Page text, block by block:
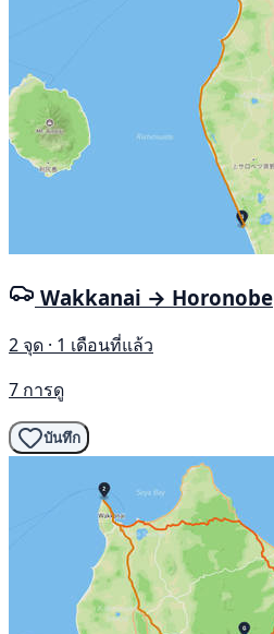
Wakkanai → Horonobe
2 จุด · 1 เดือนที่แล้ว
7 การดู
บันทึก